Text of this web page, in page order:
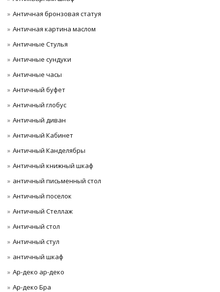
Античная бронзовая статуя
Античная картина маслом
Античные Стулья
Античные сундуки
Античные часы
Античный буфет
Античный глобус
Античный диван
Античный Кабинет
Античный Канделябры
Античный книжный шкаф
античный письменный стол
Античный поселок
Античный Стеллаж
Античный стол
Античный стул
античный шкаф
Ар-деко ар-деко
Ар-деко Бра